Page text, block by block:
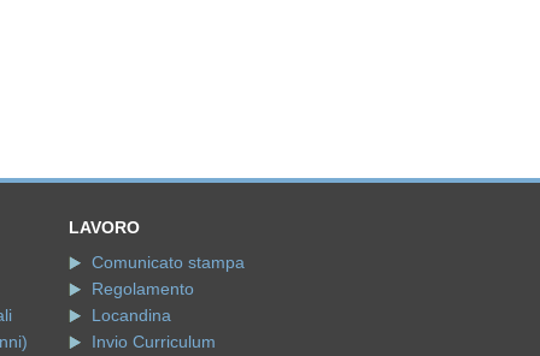
LAVORO
Comunicato stampa
Regolamento
Locandina
Invio Curriculum